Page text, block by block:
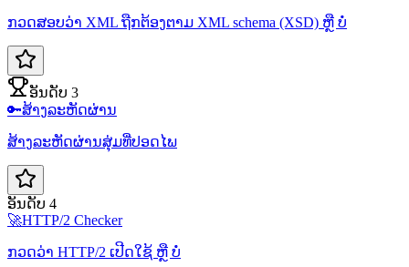
ກວດສອບວ່າ XML ຖືກຕ້ອງຕາມ XML schema (XSD) ຫຼື ບໍ່
ອັນດັບ 3
🔑ສ້າງລະຫັດຜ່ານ
ສ້າງລະຫັດຜ່ານສຸ່ມທີ່ປອດໄພ
ອັນດັບ 4
🚀HTTP/2 Checker
ກວດວ່າ HTTP/2 ເປີດໃຊ້ ຫຼື ບໍ່